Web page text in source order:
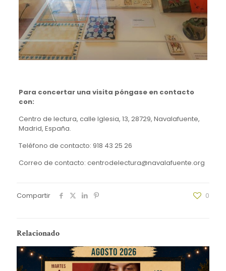
Para concertar una visita póngase en contacto
con:
Centro de lectura, calle Iglesia, 13, 28729, Navalafuente,
Madrid, España.
Teléfono de contacto: 918 43 25 26
Correo de contacto: centrodelectura@navalafuente.org
Compartir 0
Relacionado